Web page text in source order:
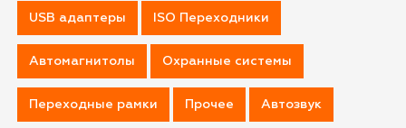
USB адаптеры ISO Переходники
Автомагнитолы Охранные системы
Переходные рамки Прочее Автозвук